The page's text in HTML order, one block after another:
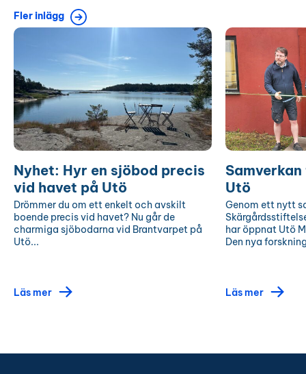
Fler inlägg
Nyhet:
sjöbod
precis
vid
havet
på
Utö
Nyhet: Hyr en sjöbod precis
vid havet på Utö
Drömmer du om ett enkelt och avskilt
boende precis vid havet? Nu går de
charmiga sjöbodarna vid Brantvarpet på
Utö...
Läs mer
Samverkan
för
Östersjön
på
Utö
Utö
Genom ett nytt
har öppnat Utö
Den nya
Läs mer